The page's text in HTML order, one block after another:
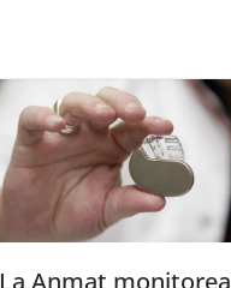
La Anmat monitorea